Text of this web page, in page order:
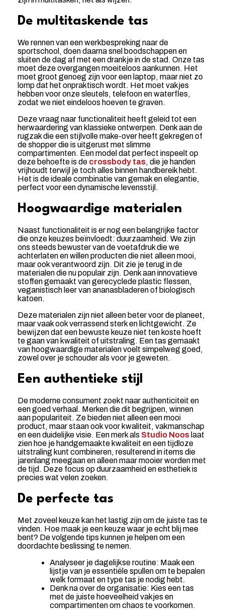
De multitaskende tas
We rennen van een werkbespreking naar de
sportschool, doen daarna snel boodschappen en
sluiten de dag af met een drankje in de stad. Onze tas
moet deze overgangen moeiteloos aankunnen. Het
moet groot genoeg zijn voor een laptop, maar niet zo
lomp dat het onpraktisch wordt. Het moet vakjes
hebben voor onze sleutels, telefoon en waterfles,
zodat we niet eindeloos hoeven te graven.
Deze vraag naar functionaliteit heeft geleid tot een
herwaardering van klassieke ontwerpen. Denk aan de
rugzak die een stijlvolle make-over heeft gekregen of
de shopper die is uitgerust met slimme
compartimenten. Een model dat perfect inspeelt op
deze behoefte is de crossbody tas, die je handen
vrijhoudt terwijl je toch alles binnen handbereik hebt.
Het is de ideale combinatie van gemak en elegantie,
perfect voor een dynamische levensstijl.
Hoogwaardige materialen
Naast functionaliteit is er nog een belangrijke factor
die onze keuzes beïnvloedt: duurzaamheid. We zijn
ons steeds bewuster van de voetafdruk die we
achterlaten en willen producten die niet alleen mooi,
maar ook verantwoord zijn. Dit zie je terug in de
materialen die nu populair zijn. Denk aan innovatieve
stoffen gemaakt van gerecyclede plastic flessen,
veganistisch leer van ananasbladeren of biologisch
katoen.
Deze materialen zijn niet alleen beter voor de planeet,
maar vaak ook verrassend sterk en lichtgewicht. Ze
bewijzen dat een bewuste keuze niet ten koste hoeft
te gaan van kwaliteit of uitstraling. Een tas gemaakt
van hoogwaardige materialen voelt simpelweg goed,
zowel over je schouder als voor je geweten.
Een authentieke stijl
De moderne consument zoekt naar authenticiteit en
een goed verhaal. Merken die dit begrijpen, winnen
aan populariteit. Ze bieden niet alleen een mooi
product, maar staan ook voor kwaliteit, vakmanschap
en een duidelijke visie. Een merk als Studio Nooslaat
zien hoe je handgemaakte kwaliteit en een tijdloze
uitstraling kunt combineren, resulterend in items die
jarenlang meegaan en alleen maar mooier worden met
de tijd. Deze focus op duurzaamheid en esthetiek is
precies wat velen zoeken.
De perfecte tas
Met zoveel keuze kan het lastig zijn om de juiste tas te
vinden. Hoe maak je een keuze waar je echt blij mee
bent? De volgende tips kunnen je helpen om een
doordachte beslissing te nemen.
Analyseer je dagelijkse routine: Maak een
lijstje van je essentiële spullen om te bepalen
welk formaat en type tas je nodig hebt.
Denk na over de organisatie: Kies een tas
met de juiste hoeveelheid vakjes en
compartimenten om chaos te voorkomen.